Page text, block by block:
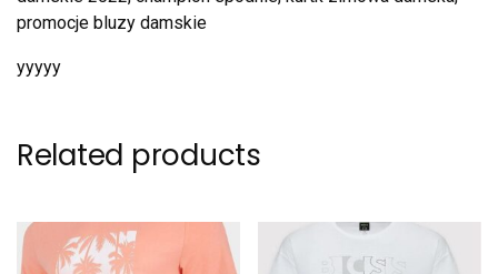
promocje bluzy damskie
yyyyy
Related products